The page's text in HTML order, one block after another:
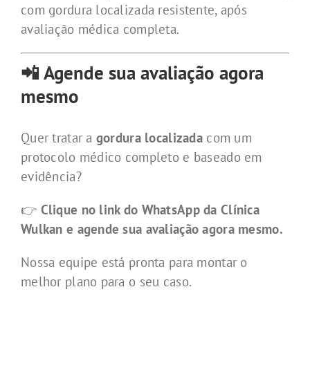
com gordura localizada resistente, após
avaliação médica completa.
📲 Agende sua avaliação agora
mesmo
Quer tratar a gordura localizada com um
protocolo médico completo e baseado em
evidência?
👉 Clique no link do WhatsApp da Clínica
Wulkan e agende sua avaliação agora mesmo.
Nossa equipe está pronta para montar o
melhor plano para o seu caso.